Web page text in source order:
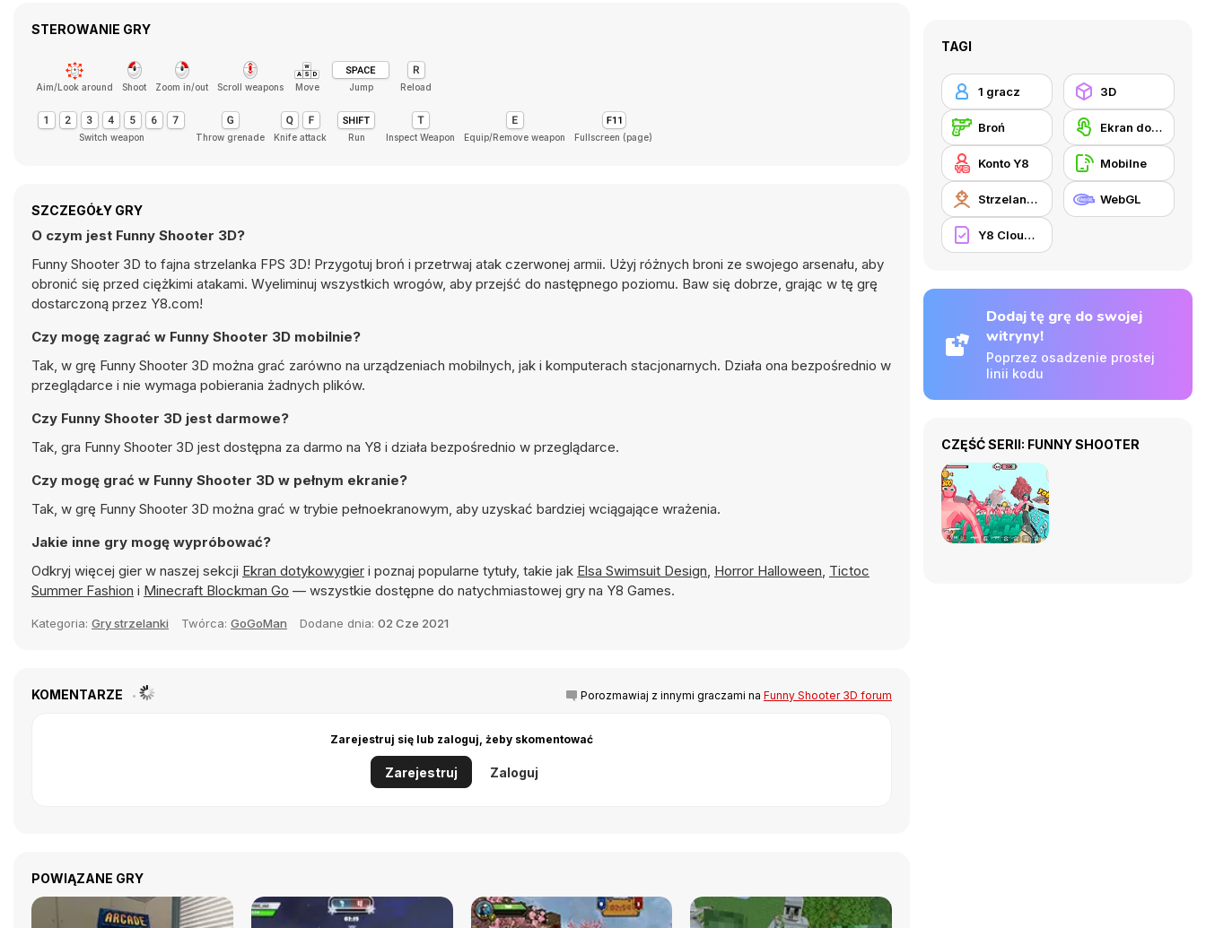
STEROWANIE GRY
Aim/Look around Shoot Zoom in/out Scroll weapons Move Jump Reload
Switch weapon Throw grenade Knife attack Run Inspect Weapon Equip/Remove weapon Fullscreen (page)
SZCZEGÓŁY GRY
O czym jest Funny Shooter 3D?
Funny Shooter 3D to fajna strzelanka FPS 3D! Przygotuj broń i przetrwaj atak czerwonej armii. Użyj różnych broni ze swojego arsenału, aby
obronić się przed ciężkimi atakami. Wyeliminuj wszystkich wrogów, aby przejść do następnego poziomu. Baw się dobrze, grając w tę grę
dostarczoną przez Y8.com!
Czy mogę zagrać w Funny Shooter 3D mobilnie?
Tak, w grę Funny Shooter 3D można grać zarówno na urządzeniach mobilnych, jak i komputerach stacjonarnych. Działa ona bezpośrednio w
przeglądarce i nie wymaga pobierania żadnych plików.
Czy Funny Shooter 3D jest darmowe?
Tak, gra Funny Shooter 3D jest dostępna za darmo na Y8 i działa bezpośrednio w przeglądarce.
Czy mogę grać w Funny Shooter 3D w pełnym ekranie?
Tak, w grę Funny Shooter 3D można grać w trybie pełnoekranowym, aby uzyskać bardziej wciągające wrażenia.
Jakie inne gry mogę wypróbować?
Odkryj więcej gier w naszej sekcji Ekran dotykowygier i poznaj popularne tytuły, takie jak Elsa Swimsuit Design, Horror Halloween, Tictoc
Summer Fashion i Minecraft Blockman Go — wszystkie dostępne do natychmiastowej gry na Y8 Games.
Kategoria: Gry strzelanki Twórca: GoGoMan Dodane dnia: 02 Cze 2021
KOMENTARZE Porozmawiaj z innymi graczami na Funny Shooter 3D forum
Zarejestruj się lub zaloguj, żeby skomentować
Zarejestruj Zaloguj
POWIĄZANE GRY
TAGI
1 gracz 3D
Broń Ekran dotykowy
Konto Y8 Mobilne
Strzelanki pierwszoosobowe WebGL
Y8 Cloud Save
Dodaj tę grę do swojej
witryny!
Poprzez osadzenie prostej
linii kodu
CZĘŚĆ SERII: FUNNY SHOOTER